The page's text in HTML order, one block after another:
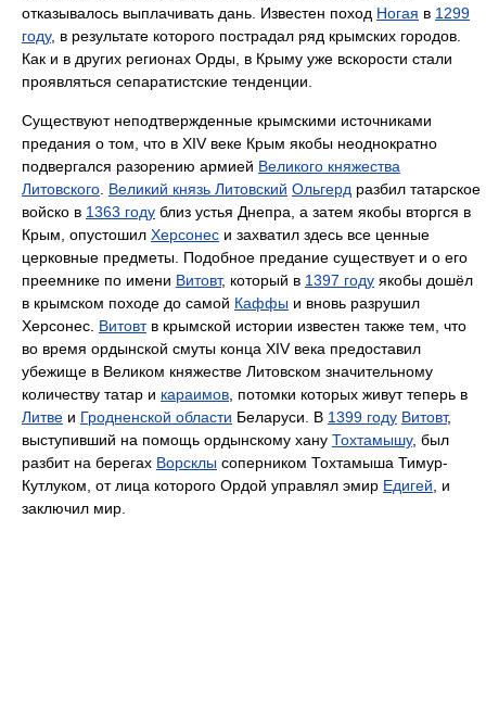
отказывалось выплачивать дань. Известен поход Ногая в 1299
году, в результате которого пострадал ряд крымских городов.
Как и в других регионах Орды, в Крыму уже вскорости стали
проявляться сепаратистские тенденции.
Существуют неподтвержденные крымскими источниками
предания о том, что в XIV веке Крым якобы неоднократно
подвергался разорению армией Великого княжества
Литовского Великий князь Литовский Ольгерд разбил татарское
войско в 1363 году близ устья Днепра, а затем якобы вторгся в
Крым, опустошил Херсонес и захватил здесь все ценные
церковные предметы. Подобное предание существует и о его
преемнике по имени Витовт, который в 1397 году якобы дошёл
в крымском походе до самой Каффы и вновь разрушил
Херсонес. Витовтв крымской истории известен также тем, что
во время ордынской смуты конца XIV века предоставил
убежище в Великом княжестве Литовском значительному
количеству татар и караимов , потомки которых живут теперь в
Литве и Гродненской области Беларуси. В 1399 году Витовт,
выступивший на помощь ордынскому хану Тохтамышу, был
разбит на берегах Ворсклы соперником Тохтамыша Тимур-
Кутлуком, от лица которого Ордой управлял эмир Едигей , и
заключил мир.